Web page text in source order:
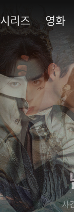
시리즈 영화
사